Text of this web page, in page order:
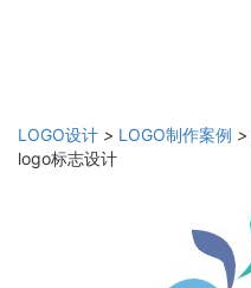
LOGO设计 > LOGO制作案例 >
logo标志设计